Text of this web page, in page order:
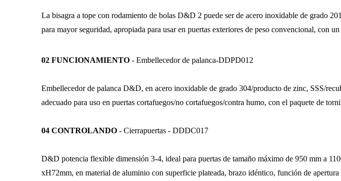
La bisagra a tope con rodamiento de bolas D&D 2 puede ser de acero inoxidable de grado
para mayor seguridad, apropiada para usar en puertas exteriores de peso convencional, con
02 FUNCIONAMIENTO - Embellecedor de palanca-DDPD012
Embellecedor de palanca D&D, en acero inoxidable de grado 304/producto de zinc, SSS/
adecuado para uso en puertas cortafuegos/no cortafuegos/contra humo, con el paquete de
04 CONTROLANDO - Cierrapuertas - DDDC017
D&D potencia flexible dimensión 3-4, ideal para puertas de tamaño máximo de 950 mm a
xH72mm, en material de aluminio con superficie plateada, brazo idéntico, función de